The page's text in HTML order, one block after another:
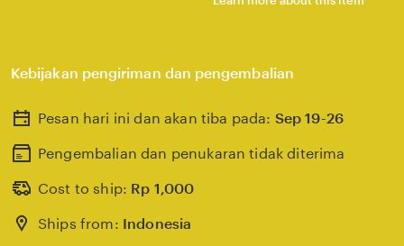
Kebijakan pengiriman dan pengembalian
Pesan hari ini dan akan tiba pada: Sep 19-26
Pengembalian dan penukaran tidak diterima
Cost to ship: Rp 1,000
Ships from: Indonesia